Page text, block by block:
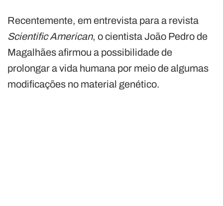
Recentemente, em entrevista para a revista
Scientific American, o cientista João Pedro de
Magalhães afirmou a possibilidade de
prolongar a vida humana por meio de algumas
modificações no material genético.